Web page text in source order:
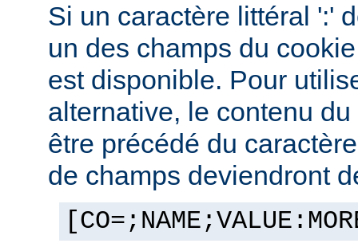
Si un caractère littéral ':'
un des champs du
est disponible. Pour
alternative, le contenu
être précédé du
de champs deviendront